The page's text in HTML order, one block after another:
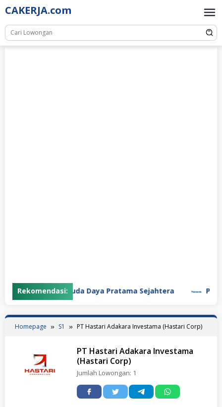
Skip
to
content
CAKERJA.com
Rekomendasi:
PT Garuda Daya Pratama Sejahtera PT
Homepage S1 PT Hastari Adakara Investama (Hastari Corp)
PT Hastari Adakara Investama
(Hastari Corp)
Jumlah Lowongan: 1